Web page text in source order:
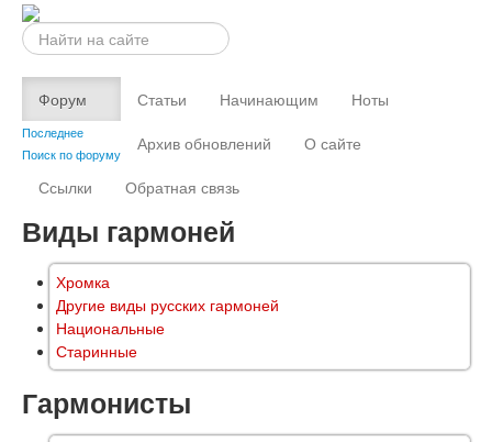
Искать...
Форум
Последнее
Поиск по форуму
Статьи Начинающим
Ноты
Архив обновлений
О сайте
Ссылки
Обратная связь
Виды гармоней
Хромка
Другие виды русских гармоней
Национальные
Старинные
Гармонисты